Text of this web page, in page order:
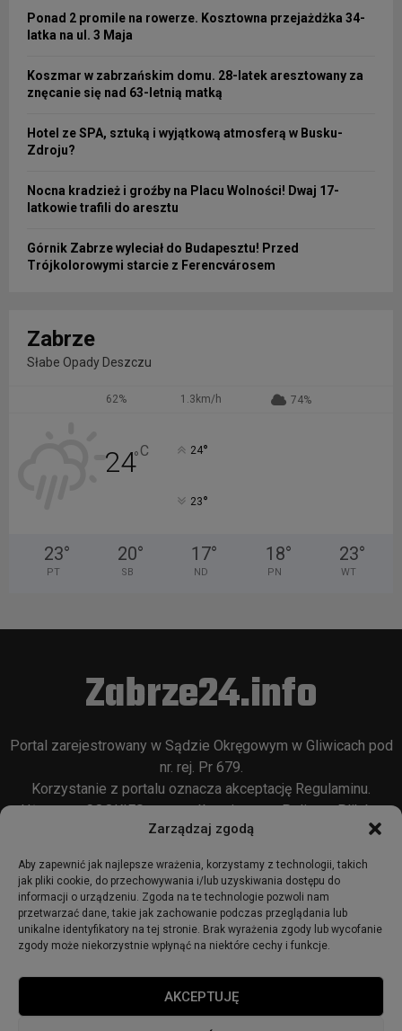
Zarządzaj zgodą
Aby zapewnić jak najlepsze wrażenia, korzystamy z technologii, takich
jak pliki cookie, do przechowywania i/lub uzyskiwania dostępu do
informacji o urządzeniu. Zgoda na te technologie pozwoli nam
przetwarzać dane, takie jak zachowanie podczas przeglądania lub
unikalne identyfikatory na tej stronie. Brak wyrażenia zgody lub wycofanie
zgody może niekorzystnie wpłynąć na niektóre cechy i funkcje.
AKCEPTUJĘ
Ponad 2 promile na rowerze. Kosztowna przejażdżka 34-
latka na ul. 3 Maja
Koszmar w zabrzańskim domu. 28-latek aresztowany za
znęcanie się nad 63-letnią matką
Hotel ze SPA, sztuką i wyjątkową atmosferą w Busku-
Zdroju?
Nocna kradzież i groźby na Placu Wolności! Dwaj 17-
latkowie trafili do aresztu
Górnik Zabrze wyleciał do Budapesztu! Przed
Trójkolorowymi starcie z Ferencvárosem
Zabrze
Słabe Opady Deszczu
62% 1.3km/h 74%
24°C 24°
23°
23°
PT
20°
SB
17°
ND
18°
PN
23°
WT
Zabrze24.info
Portal zarejestrowany w Sądzie Okręgowym w Gliwicach pod
nr. rej. Pr 679.
Korzystanie z portalu oznacza akceptację Regulaminu.
Używamy COOKIES w sposób opisany wPolityce Plików
Cookie
© 2018 - zabrze24.info.